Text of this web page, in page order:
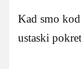
Kad smo
ustaski